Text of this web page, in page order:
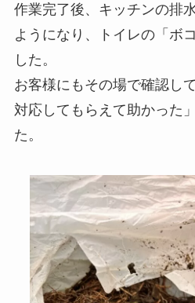
作業完了後、キッチンの排
ようになり、トイレの「ボ
した。
お客様にもその場で確認し
対応してもらえて助かった
た。